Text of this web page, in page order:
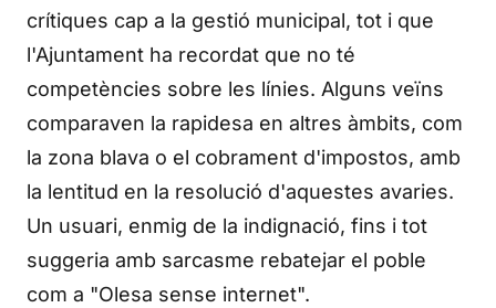
crítiques cap a la gestió municipal, tot i que
l'Ajuntament ha recordat que no té
competències sobre les línies. Alguns veïns
comparaven la rapidesa en altres àmbits, com
la zona blava o el cobrament d'impostos, amb
la lentitud en la resolució d'aquestes avaries.
Un usuari, enmig de la indignació, fins i tot
suggeria amb sarcasme rebatejar el poble
com a "Olesa sense internet".